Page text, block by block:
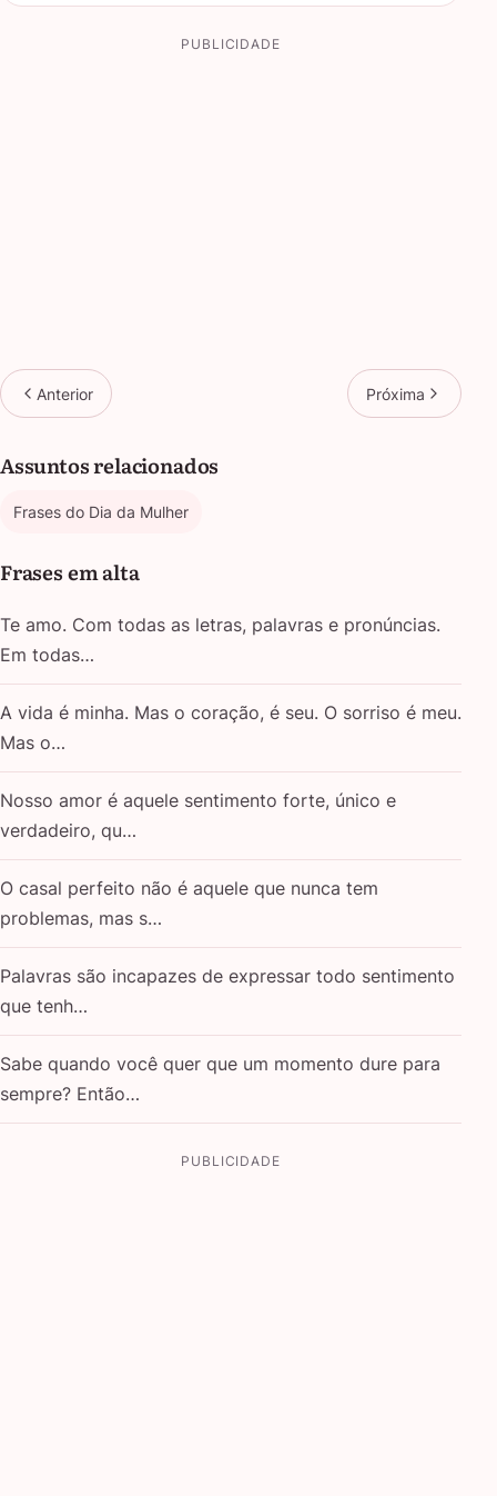
PUBLICIDADE
Anterior Próxima
Assuntos relacionados
Frases do Dia da Mulher
Frases em alta
Te amo. Com todas as letras, palavras e pronúncias.
Em todas…
A vida é minha. Mas o coração, é seu. O sorriso é meu.
Mas o…
Nosso amor é aquele sentimento forte, único e
verdadeiro, qu…
O casal perfeito não é aquele que nunca tem
problemas, mas s…
Palavras são incapazes de expressar todo sentimento
que tenh…
Sabe quando você quer que um momento dure para
sempre? Então…
PUBLICIDADE